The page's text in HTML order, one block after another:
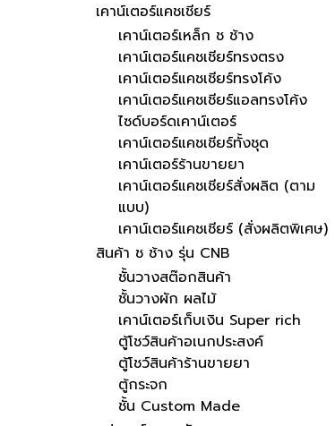
เคาน์เตอร์แคชเชียร์
เคาน์เตอร์เหล็ก ช ช้าง
เคาน์เตอร์แคชเชียร์ทรงตรง
เคาน์เตอร์แคชเชียร์ทรงโค้ง
เคาน์เตอร์แคชเชียร์แอลทรงโค้ง
ไซด์บอร์ดเคาน์เตอร์
เคาน์เตอร์แคชเชียร์ทั้งชุด
เคาน์เตอร์ร้านขายยา
เคาน์เตอร์แคชเชียร์สั่งผลิต (ตาม
แบบ)
เคาน์เตอร์แคชเชียร์ (สั่งผลิตพิเศษ)
สินค้า ช ช้าง รุ่น CNB
ชั้นวางสต๊อกสินค้า
ชั้นวางผัก ผลไม้
เคาน์เตอร์เก็บเงิน Super rich
ตู้โชว์สินค้าอเนกประสงค์
ตู้โชว์สินค้าร้านขายยา
ตู้กระจก
ชั้น Custom Made